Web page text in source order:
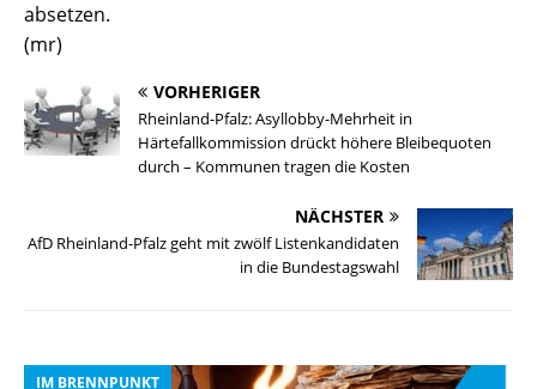
absetzen.
(mr)
VORHERIGER
Rheinland-Pfalz: Asyllobby-Mehrheit in
Härtefallkommission drückt höhere Bleibequoten
durch – Kommunen tragen die Kosten
NÄCHSTER
AfD Rheinland-Pfalz geht mit zwölf Listenkandidaten
in die Bundestagswahl
IM BRENNPUNKT